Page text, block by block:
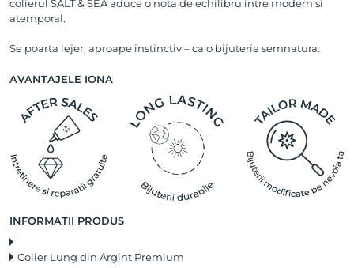
colierul SALT & SEA aduce o nota de echilibru intre modern si
atemporal.
Se poarta lejer, aproape instinctiv – ca o bijuterie semnatura.
AVANTAJELE IONA
INFORMATII PRODUS
Colier Lung din Argint Premium